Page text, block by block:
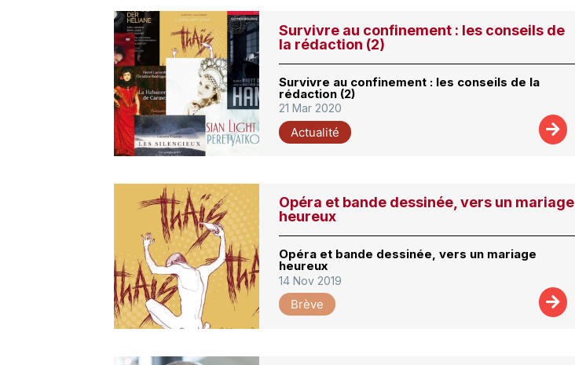
Survivre au confinement : les conseils de
la rédaction (2)
Survivre au confinement : les conseils de la
rédaction (2)
21 Mar 2020
Actualité
Opéra et bande dessinée, vers un mariage
heureux
Opéra et bande dessinée, vers un mariage
heureux
14 Nov 2019
Brève